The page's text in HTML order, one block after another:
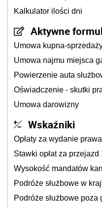
Kalkulator ilości dni
Aktywne
Umowa kupna-
Umowa najmu miejsca
Powierzenie auta
Oświadczenie - skutki
Umowa darowizny
Wskaźniki
Opłaty za wydanie
Stawki opłat za
Wysokość mandatów
Podróże służbowe w
Podróże służbowe poza